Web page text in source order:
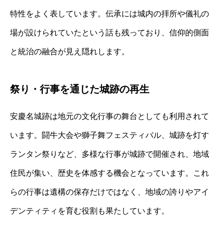
特性をよく表しています。伝承には城内の拝所や儀礼の
場が設けられていたという話も残っており、信仰的側面
と統治の融合が見え隠れします。
祭り・行事を通じた城跡の再生
安慶名城跡は地元の文化行事の舞台としても利用されて
います。闘牛大会や獅子舞フェスティバル、城跡を灯す
ランタン祭りなど、多様な行事が城跡で開催され、地域
住民が集い、歴史を体感する機会となっています。これ
らの行事は遺構の保存だけではなく、地域の誇りやアイ
デンティティを育む役割も果たしています。